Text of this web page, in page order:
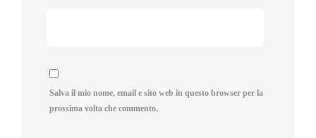
Salva il mio nome, email e sito web in questo browser per la
prossima volta che commento.